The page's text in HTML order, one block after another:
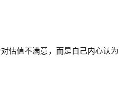
估值不满意，而是自己内心认为